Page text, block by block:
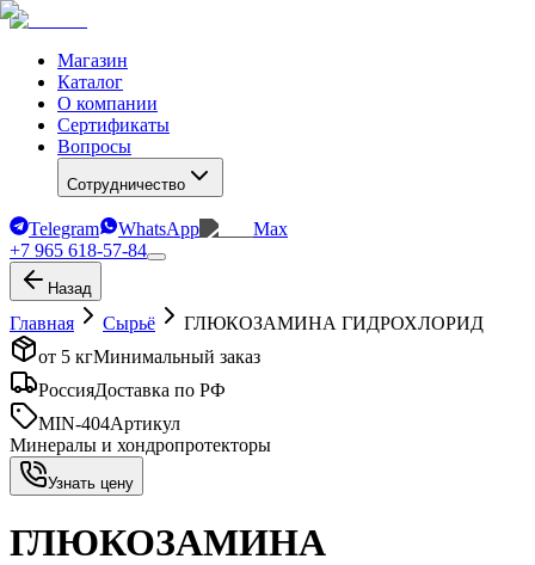
Магазин
Каталог
О компании
Сертификаты
Вопросы
Сотрудничество
Telegram WhatsApp
Max
+7 965 618-57-84
Назад
Главная Сырьё
ГЛЮКОЗАМИНА ГИДРОХЛОРИД
от 5 кгМинимальный заказ
РоссияДоставка по РФ
MIN-404Артикул
Минералы и хондропротекторы
Узнать цену
ГЛЮКОЗАМИНА